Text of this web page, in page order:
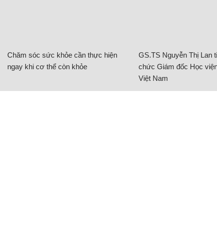
Chăm sóc sức khỏe cần thực hiện
ngay khi cơ thể còn khỏe
GS.TS Nguyễn Thị Lan
chức Giám đốc Học
Việt Nam